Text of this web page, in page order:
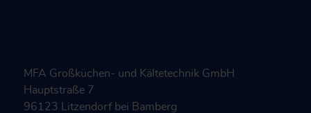
MFA Großküchen- und Kältetechnik GmbH
Hauptstraße 7
96123 Litzendorf bei Bamberg